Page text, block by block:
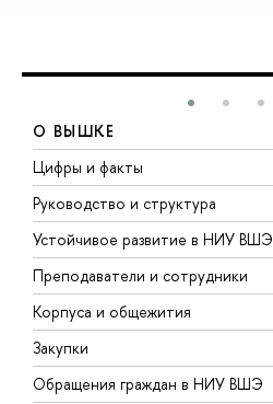
О ВЫШКЕ
Цифры и факты
Руководство и структура
Устойчивое развитие в НИУ ВШЭ
Преподаватели и сотрудники
Корпуса и общежития
Закупки
Обращения граждан в НИУ ВШЭ